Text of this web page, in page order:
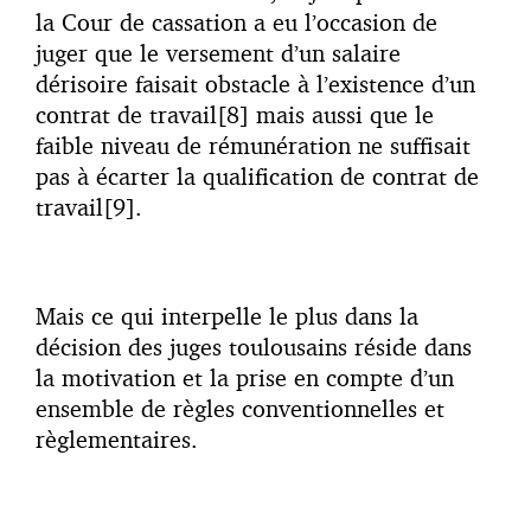
la Cour de cassation a eu l’occasion de
juger que le versement d’un salaire
dérisoire faisait obstacle à l’existence d’un
contrat de travail[8] mais aussi que le
faible niveau de rémunération ne suffisait
pas à écarter la qualification de contrat de
travail[9].
Mais ce qui interpelle le plus dans la
décision des juges toulousains réside dans
la motivation et la prise en compte d’un
ensemble de règles conventionnelles et
règlementaires.